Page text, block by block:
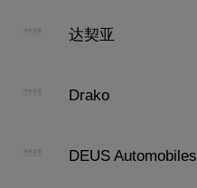
达契亚
Drako
DEUS Automobiles